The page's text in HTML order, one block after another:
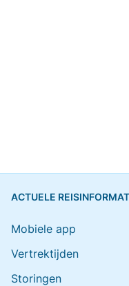
ACTUELE
Mobiele app
Vertrektijden
Storingen